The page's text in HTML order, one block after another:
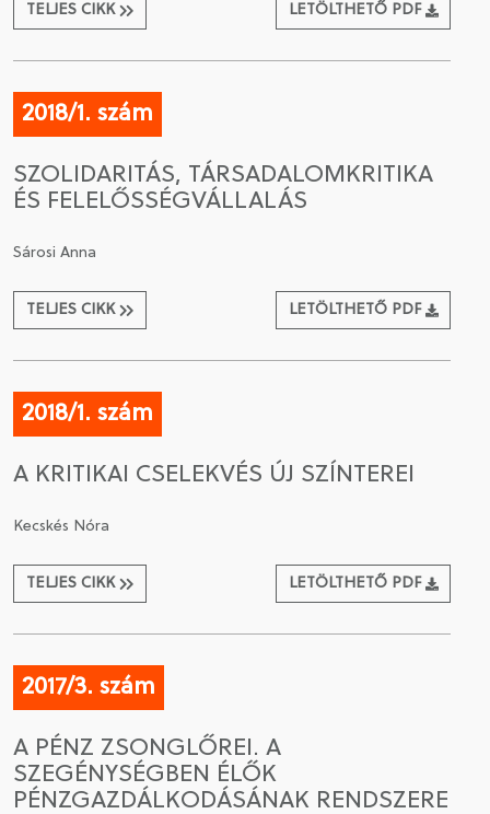
TELJES CIKK LETÖLTHETŐ PDF
2018/1. szám
SZOLIDARITÁS, TÁRSADALOMKRITIKA
ÉS FELELŐSSÉGVÁLLALÁS
Sárosi Anna
TELJES CIKK LETÖLTHETŐ PDF
2018/1. szám
A KRITIKAI CSELEKVÉS ÚJ SZÍNTEREI
Kecskés Nóra
TELJES CIKK LETÖLTHETŐ PDF
2017/3. szám
A PÉNZ ZSONGLŐREI. A
SZEGÉNYSÉGBEN ÉLŐK
PÉNZGAZDÁLKODÁSÁNAK RENDSZERE